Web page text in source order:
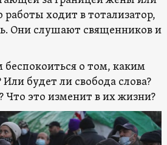
ходит в тотализатор,
Они слушают священников и
о том, каким
Или будет ли свобода слова?
Что это изменит в их жизни?